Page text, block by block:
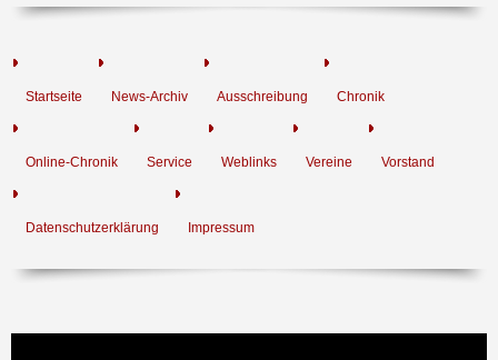
Startseite News-Archiv Ausschreibung Chronik
Online-Chronik Service Weblinks Vereine Vorstand
Datenschutzerklärung Impressum